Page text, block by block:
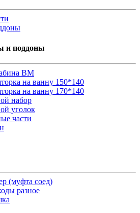
и поддоны
ВМ
на ванну 150*140
на ванну 170*140
набор
уголок
части
(муфта соед)
разное